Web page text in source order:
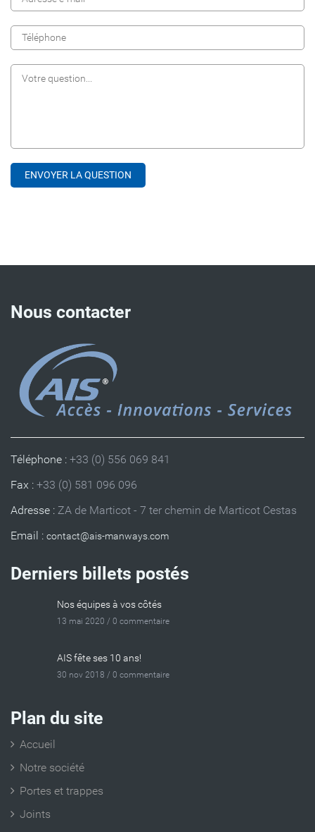
Nous contacter
Téléphone : +33 (0) 556 069 841
Fax : +33 (0) 581 096 096
Adresse : ZA de Marticot - 7 ter chemin de Marticot Cestas
Email :
Derniers billets postés
Nos équipes à vos côtés
13 mai 2020 / 0 commentaire
AIS fête ses 10 ans!
30 nov 2018 / 0 commentaire
Plan du site
Accueil
Notre société
Portes et trappes
Joints